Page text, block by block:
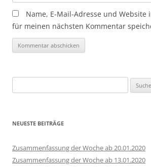
Name, E-Mail-Adresse und Website
für meinen nächsten Kommentar
nach:
NEUESTE BEITRÄGE
Zusammenfassung der Woche ab 20.01.2020
Zusammenfassung der Woche ab 13.01.2020